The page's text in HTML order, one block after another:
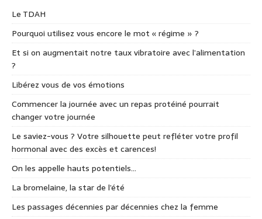
Le TDAH
Pourquoi utilisez vous encore le mot « régime » ?
Et si on augmentait notre taux vibratoire avec l’alimentation
?
Libérez vous de vos émotions
Commencer la journée avec un repas protéiné pourrait
changer votre journée
Le saviez-vous ? Votre silhouette peut refléter votre profil
hormonal avec des excès et carences!
On les appelle hauts potentiels…
La bromelaine, la star de l’été
Les passages décennies par décennies chez la femme